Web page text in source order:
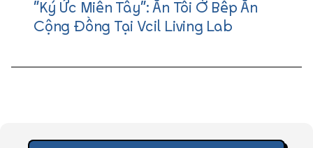
"Ký Ức Miền Tây": Ăn Tối Ở Bếp Ăn
Cộng Đồng Tại Vcil Living Lab